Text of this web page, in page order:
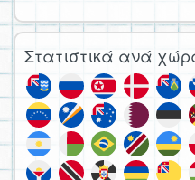
Στατιστικά ανά